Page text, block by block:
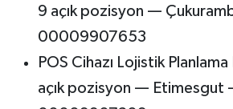
9 açık pozisyon —
00009907653
POS Cihazı Lojistik
açık pozisyon — Etimesgut